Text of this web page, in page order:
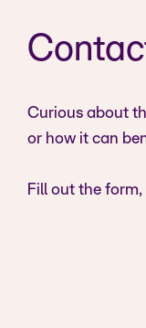
Curious about
or how it can
Fill out the form,